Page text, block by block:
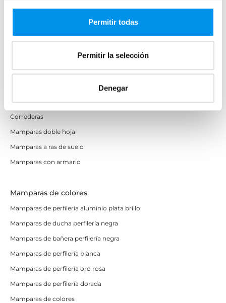
Permitir todas
Permitir la selección
Denegar
Mamparas rectangulares
Semicirculares
Apertura abatible
Cristal fijo para ducha
Correderas
Mamparas doble hoja
Mamparas a ras de suelo
Mamparas con armario
Mamparas de colores
Mamparas de perfilería aluminio plata brillo
Mamparas de ducha perfilería negra
Mamparas de bañera perfilería negra
Mamparas de perfilería blanca
Mamparas de perfilería oro rosa
Mamparas de perfilería dorada
Mamparas de colores